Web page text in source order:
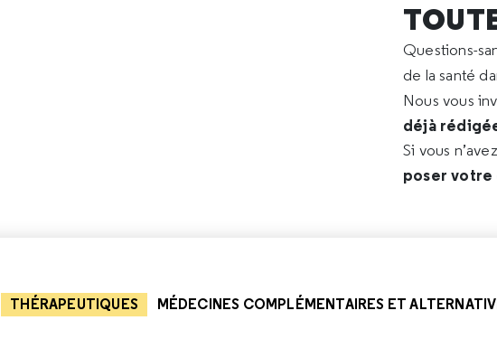
Questions-
de la santé
Nous vous
déjà
Si vous
poser
THÉRAPEUTIQUES MÉDECINES COMPLÉMENTAIRES ET